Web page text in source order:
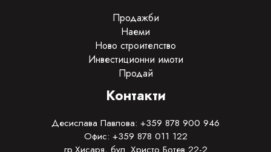
Продажби
Наеми
Ново строителство
Инвестиционни имоти
Продай
Контакти
Десислава Павлова: +359 878 900 946
Офис: +359 878 011 122